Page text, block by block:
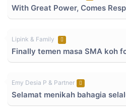
With Great Power, Comes
Lipink & Family
Finally temen masa SMA koh
Emy Desia P & Partner
Selamat menikah bahagia